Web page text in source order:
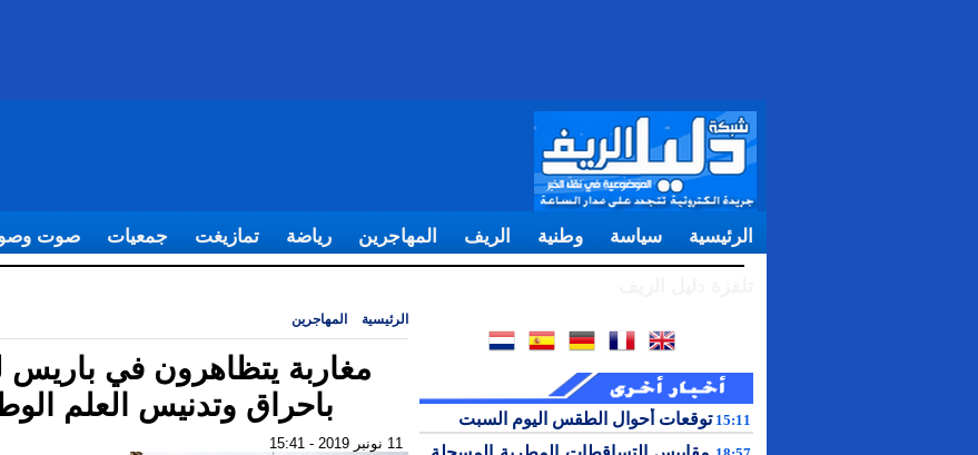
الرئيسية سياسة وطنية الريف المهاجرين رياضة تمازيغت جمعيات صوت
15:11 توقعات أحوال الطقس اليوم السبت
الرئيسية المهاجرين
مغاربة يتظاهرون في باريس
باحراق وتدنيس العلم
11 نونبر 2019 - 15:41